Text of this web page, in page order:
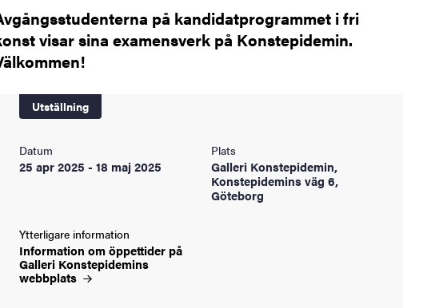
på kandidatprogrammet i fri
visar sina examensverk på Konstepidemin.
Utställning
Datum
25 apr 2025 - 18 maj 2025
Plats
Galleri Konstepidemin,
Konstepidemins väg 6,
Göteborg
Ytterligare information
Information om öppettider på
Galleri Konstepidemins
webbplats